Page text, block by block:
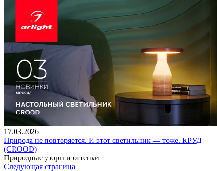
17.03.2026
Природа не повторяется. И этот светильник — тоже. КРУД
(CROOD)
Природные узоры и оттенки
Следующая страница